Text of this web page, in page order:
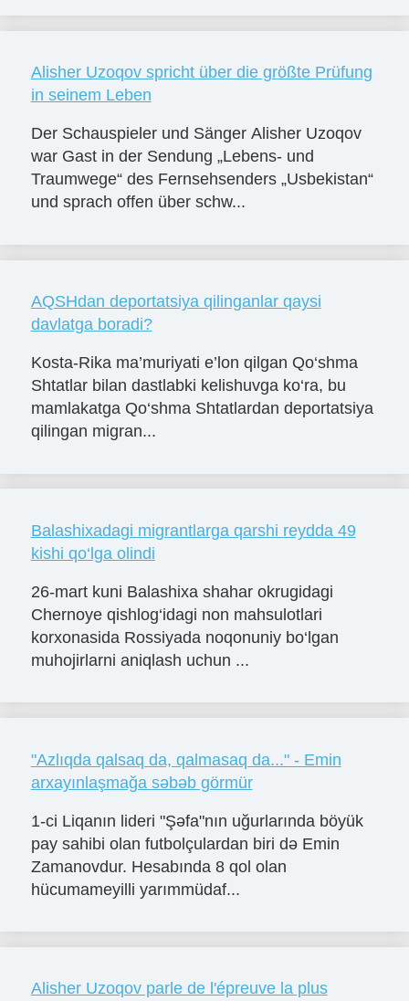
Alisher Uzoqov spricht über die größte Prüfung
in seinem Leben
Der Schauspieler und Sänger Alisher Uzoqov
war Gast in der Sendung „Lebens- und
Traumwege“ des Fernsehsenders „Usbekistan“
und sprach offen über schw...
AQSHdan deportatsiya qilinganlar qaysi
davlatga boradi?
Kosta-Rika ma’muriyati e’lon qilgan Qo‘shma
Shtatlar bilan dastlabki kelishuvga ko‘ra, bu
mamlakatga Qo‘shma Shtatlardan deportatsiya
qilingan migran...
Balashixadagi migrantlarga qarshi reydda 49
kishi qo‘lga olindi
26-mart kuni Balashixa shahar okrugidagi
Chernoye qishlog‘idagi non mahsulotlari
korxonasida Rossiyada noqonuniy bo‘lgan
muhojirlarni aniqlash uchun ...
"Azlıqda qalsaq da, qalmasaq da..." - Emin
arxayınlaşmağa səbəb görmür
1-ci Liqanın lideri "Şəfa"nın uğurlarında böyük
pay sahibi olan futbolçulardan biri də Emin
Zamanovdur. Hesabında 8 qol olan
hücumameyilli yarımmüdaf...
Alisher Uzoqov parle de l'épreuve la plus